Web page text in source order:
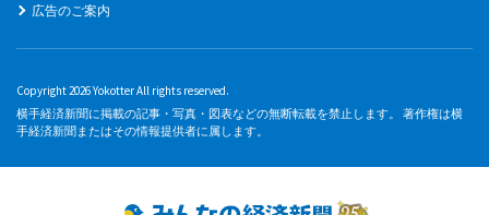
広告のご案内
Copyright 2026 Yokotter All rights reserved.
横手経済新聞に掲載の記事・写真・図表などの無断転載を禁止します。 著作権は横
手経済新聞またはその情報提供者に属します。